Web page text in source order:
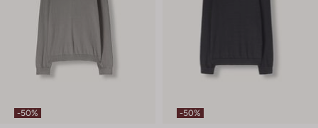
-50% -50%